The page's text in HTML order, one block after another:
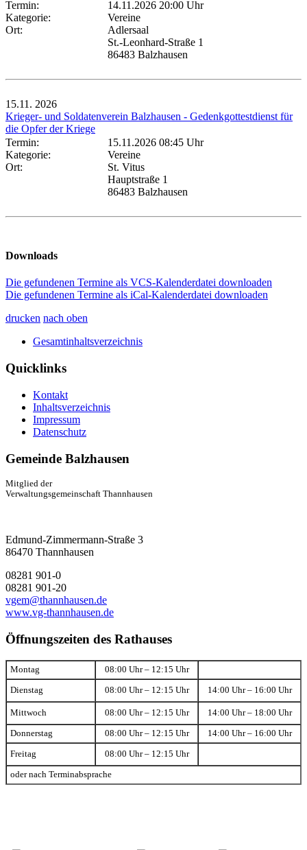
Termin:
14.11.2026 20:00 Uhr
Kategorie:
Vereine
Ort:
Adlersaal
St.-Leonhard-Straße 1
86483 Balzhausen
15.11. 2026
Krieger- und Soldatenverein Balzhausen - Gedenkgottestdienst für
die Opfer der Kriege
Termin:
15.11.2026 08:45 Uhr
Kategorie:
Vereine
Ort:
St. Vitus
Hauptstraße 1
86483 Balzhausen
Downloads
Die gefundenen Termine als VCS-Kalenderdatei downloaden
Die gefundenen Termine als iCal-Kalenderdatei downloaden
drucken nach oben
Gesamtinhaltsverzeichnis
Quicklinks
Kontakt
Inhaltsverzeichnis
Impressum
Datenschutz
Gemeinde Balzhausen
Mitglied der
Verwaltungsgemeinschaft Thannhausen
Edmund-Zimmermann-Straße 3
86470 Thannhausen
08281 901-0
08281 901-20
vgem@thannhausen.de
www.vg-thannhausen.de
Öffnungszeiten des Rathauses
Montag 08:00 Uhr – 12:15 Uhr
Dienstag 08:00 Uhr – 12:15 Uhr 14:00 Uhr – 16:00 Uhr
Mittwoch 08:00 Uhr – 12:15 Uhr 14:00 Uhr – 18:00 Uhr
Donnerstag 08:00 Uhr – 12:15 Uhr 14:00 Uhr – 16:00 Uhr
Freitag 08:00 Uhr – 12:15 Uhr
oder nach Terminabsprache